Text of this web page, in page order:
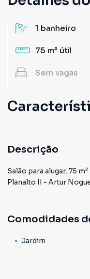
1 banheiro
75 m² útil
Sem vagas
Descrição
Salão para alugar, 75
Planalto II - Artur
Comodidades
Jardim